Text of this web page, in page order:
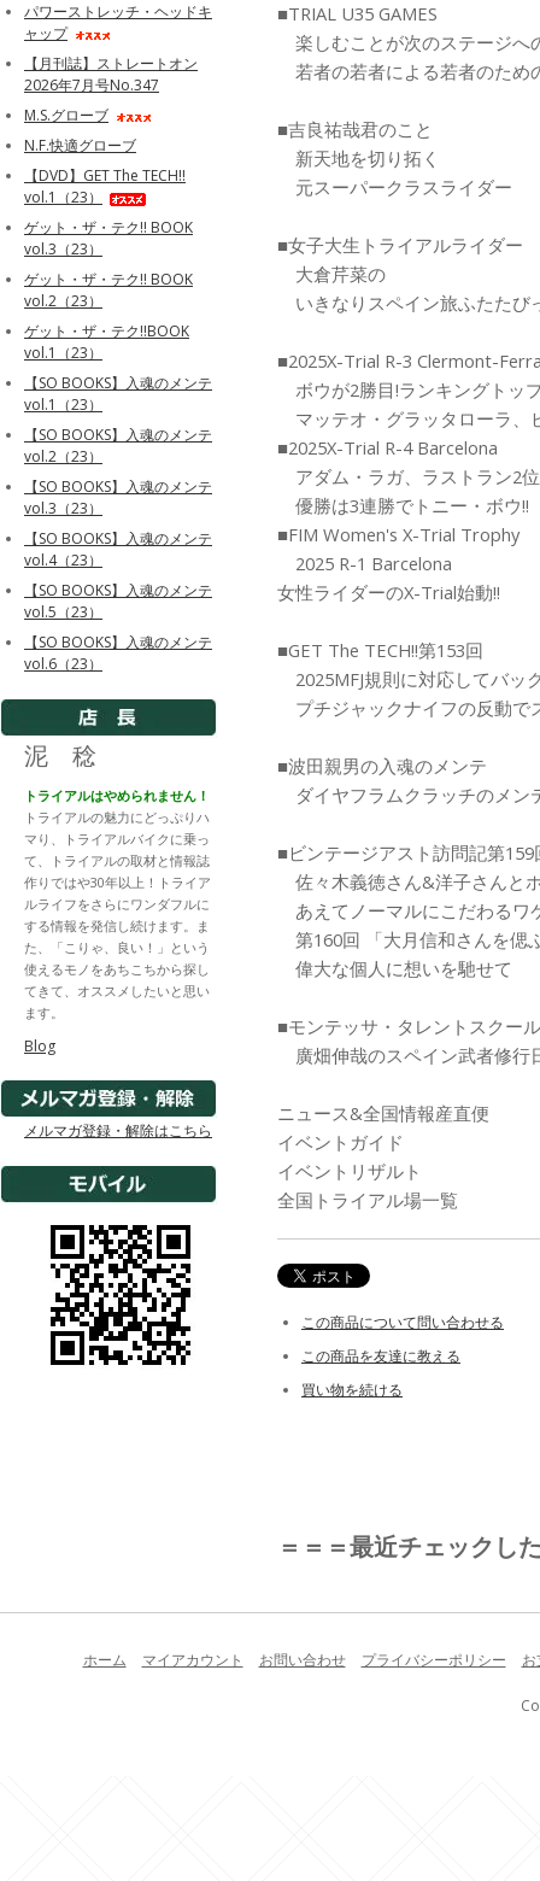
■TRIAL U35 GAMES
楽しむことが次のステージへ
若者の若者による若者のため
■吉良祐哉君のこと
新天地を切り拓く
元スーパークラスライダー
■女子大生トライアルライダー
大倉芹菜の
いきなりスペイン旅ふたたび
■2025X-Trial R-3 Clermont-
ボウが2勝目!ランキングトッ
マッテオ・グラッタローラ、
■2025X-Trial R-4 Barcelona
アダム・ラガ、ラストラン2
優勝は3連勝でトニー・ボウ!!
■FIM Women's X-Trial Trophy
2025 R-1 Barcelona
女性ライダーのX-Trial始動!!
■GET The TECH!!第153回
2025MFJ規則に対応してバッ
プチジャックナイフの反動で
■波田親男の入魂のメンテ
ダイヤフラムクラッチのメン
■ビンテージアスト訪問記第159
佐々木義徳さん&洋子さんと
あえてノーマルにこだわるワ
第160回 「大月信和さんを偲
偉大な個人に想いを馳せて
■モンテッサ・タレントスクー
廣畑伸哉のスペイン武者修行
ニュース&全国情報産直便
イベントガイド
イベントリザルト
全国トライアル場一覧
この商品について問い合わせる
この商品を友達に教える
買い物を続ける
＝＝＝最近チェックし
パワーストレッチ・ヘッドキ
ャップ
【月刊誌】ストレートオン
2026年7月号No.347
M.S.グローブ
N.F.快適グローブ
【DVD】GET The TECH!!
vol.1（23）
ゲット・ザ・テク!! BOOK
vol.3（23）
ゲット・ザ・テク!! BOOK
vol.2（23）
ゲット・ザ・テク!!BOOK
vol.1（23）
【SO BOOKS】入魂のメンテ
vol.1（23）
【SO BOOKS】入魂のメンテ
vol.2（23）
【SO BOOKS】入魂のメンテ
vol.3（23）
【SO BOOKS】入魂のメンテ
vol.4（23）
【SO BOOKS】入魂のメンテ
vol.5（23）
【SO BOOKS】入魂のメンテ
vol.6（23）
泥 稔
トライアルはやめられません！
トライアルの魅力にどっぷりハ
マり、トライアルバイクに乗っ
て、トライアルの取材と情報誌
作りではや30年以上！トライア
ルライフをさらにワンダフルに
する情報を発信し続けます。ま
た、「こりゃ、良い！」という
使えるモノをあちこちから探し
てきて、オススメしたいと思い
ます。
Blog
メルマガ登録・解除はこちら
ホーム マイアカウント お問い合わせ プライバシーポリシー